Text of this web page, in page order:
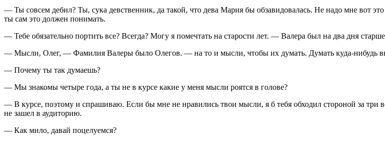
— Ты совсем дебил? Ты, сука девственник, да такой, что дева Мария бы обзавидовалась. Не надо мне вот
ты сам это должен понимать.
— Тебе обязательно портить все? Всегда? Могу я помечтать на старости лет. — Валера был на два дня
— Мысли, Олег, — Фамилия Валеры было Олегов. — на то и мысли, чтобы их думать. Думать куда-нибудь
— Почему ты так думаешь?
— Мы знакомы четыре года, а ты не в курсе какие у меня мысли роятся в голове?
— В курсе, поэтому и спрашиваю. Если бы мне не нравились твои мысли, я б тебя обходил стороной за
не зашел в аудиторию.
— Как мило, давай поцелуемся?